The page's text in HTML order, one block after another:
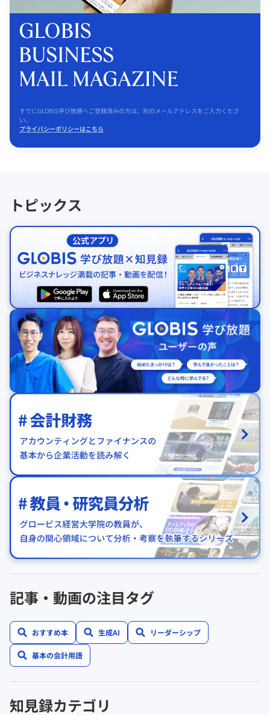
すでにGLOBIS学び放題へご登録済みの方は、別のメールアドレスをご入力くださ
い。
プライバシーポリシーはこちら
トピックス
記事・動画の注目タグ
おすすめ本 生成AI リーダーシップ
基本の会計用語
知見録カテゴリ